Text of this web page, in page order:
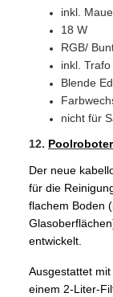
inkl.
18 W
RGB/
inkl. Trafo
Blende
nicht für
12.
Der neue
für die
flachem Boden
entwickelt.
Ausgestattet
einem 2-Liter-